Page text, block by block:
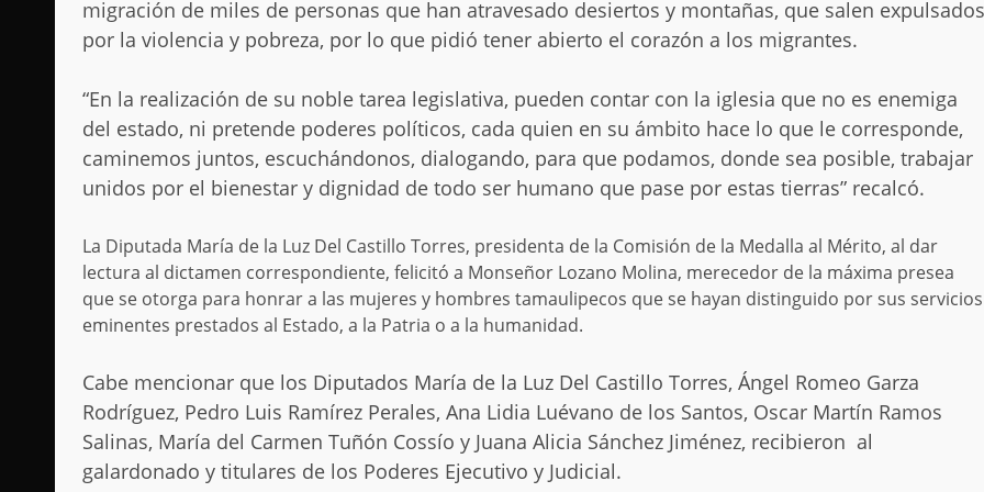
migración de miles de personas que han atravesado desiertos y montañas, que salen expulsados
por la violencia y pobreza, por lo que pidió tener abierto el corazón a los migrantes.
“En la realización de su noble tarea legislativa, pueden contar con la iglesia que no es enemiga
del estado, ni pretende poderes políticos, cada quien en su ámbito hace lo que le corresponde,
caminemos juntos, escuchándonos, dialogando, para que podamos, donde sea posible, trabajar
unidos por el bienestar y dignidad de todo ser humano que pase por estas tierras” recalcó.
La Diputada María de la Luz Del Castillo Torres, presidenta de la Comisión de la Medalla al Mérito, al dar
lectura al dictamen correspondiente, felicitó a Monseñor Lozano Molina, merecedor de la máxima presea
que se otorga para honrar a las mujeres y hombres tamaulipecos que se hayan distinguido por sus servicios
eminentes prestados al Estado, a la Patria o a la humanidad.
Cabe mencionar que los Diputados María de la Luz Del Castillo Torres, Ángel Romeo Garza
Rodríguez, Pedro Luis Ramírez Perales, Ana Lidia Luévano de los Santos, Oscar Martín Ramos
Salinas, María del Carmen Tuñón Cossío y Juana Alicia Sánchez Jiménez, recibieron al
galardonado y titulares de los Poderes Ejecutivo y Judicial.